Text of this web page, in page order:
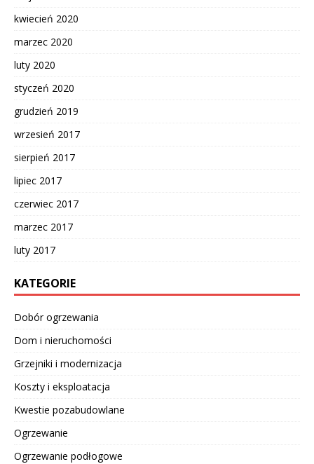
kwiecień 2020
marzec 2020
luty 2020
styczeń 2020
grudzień 2019
wrzesień 2017
sierpień 2017
lipiec 2017
czerwiec 2017
marzec 2017
luty 2017
KATEGORIE
Dobór ogrzewania
Dom i nieruchomości
Grzejniki i modernizacja
Koszty i eksploatacja
Kwestie pozabudowlane
Ogrzewanie
Ogrzewanie podłogowe